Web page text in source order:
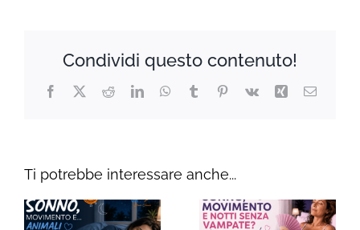
Condividi questo contenuto!
Facebook
X RedditLinkedInWhatsApp
TumblrPinterest
Vk Xing Email
Ti potrebbe interessare anche...